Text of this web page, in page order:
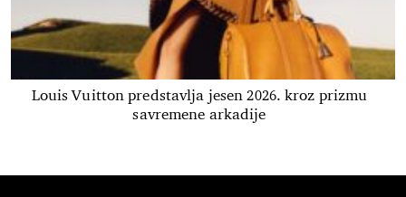
Louis Vuitton predstavlja jesen 2026. kroz prizmu
savremene arkadije